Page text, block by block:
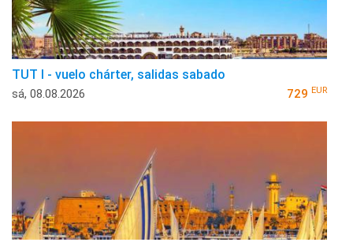
TUT I - vuelo chárter, salidas sabado
sá, 08.08.2026 729 EUR